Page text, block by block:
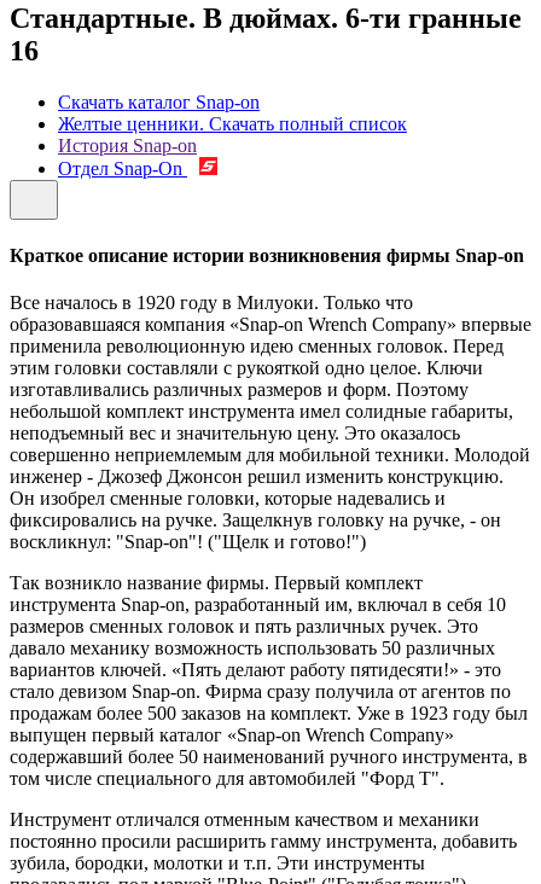
Стандартные. В дюймах. 6-ти гранные
16
Скачать каталог Snap-on
Желтые ценники. Скачать полный список
История Snap-on
Отдел Snap-On
Краткое описание истории возникновения фирмы Snap-on
Все началось в 1920 году в Милуоки. Только что
образовавшаяся компания «Snap-on Wrench Company» впервые
применила революционную идею сменных головок. Перед
этим головки составляли с рукояткой одно целое. Ключи
изготавливались различных размеров и форм. Поэтому
небольшой комплект инструмента имел солидные габариты,
неподъемный вес и значительную цену. Это оказалось
совершенно неприемлемым для мобильной техники. Молодой
инженер - Джозеф Джонсон решил изменить конструкцию.
Он изобрел сменные головки, которые надевались и
фиксировались на ручке. Защелкнув головку на ручке, - он
воскликнул: "Snap-on"! ("Щелк и готово!")
Так возникло название фирмы. Первый комплект
инструмента Snap-on, разработанный им, включал в себя 10
размеров сменных головок и пять различных ручек. Это
давало механику возможность использовать 50 различных
вариантов ключей. «Пять делают работу пятидесяти!» - это
стало девизом Snap-on. Фирма сразу получила от агентов по
продажам более 500 заказов на комплект. Уже в 1923 году был
выпущен первый каталог «Snap-on Wrench Company»
содержавший более 50 наименований ручного инструмента, в
том числе специального для автомобилей "Форд Т".
Инструмент отличался отменным качеством и механики
постоянно просили расширить гамму инструмента, добавить
зубила, бородки, молотки и т.п. Эти инструменты